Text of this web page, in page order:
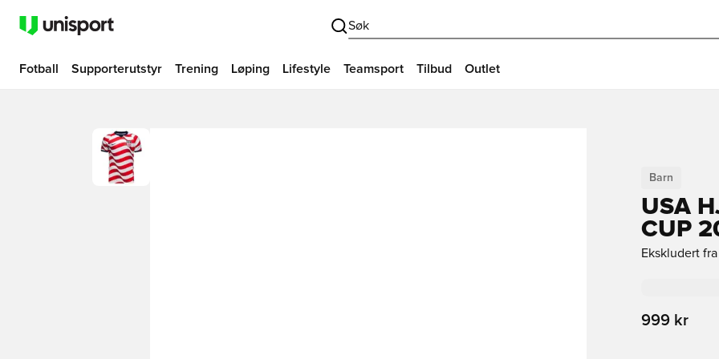
Søk
Fotball Supporterutstyr Trening Løping Lifestyle Teamsport Tilbud Outlet
Barn
USA
CUP
Ekskludert
999 kr